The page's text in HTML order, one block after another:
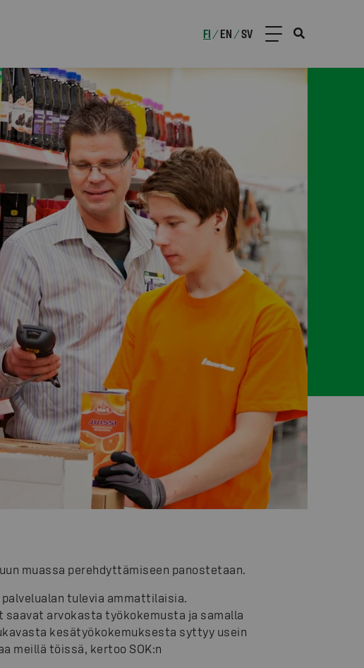
FI /EN /SV
muassa perehdyttämiseen panostetaan.
tulevia ammattilaisia.
saavat arvokasta työkokemusta ja samalla
kesätyökokemuksesta syttyy usein
meillä töissä, kertoo SOK:n